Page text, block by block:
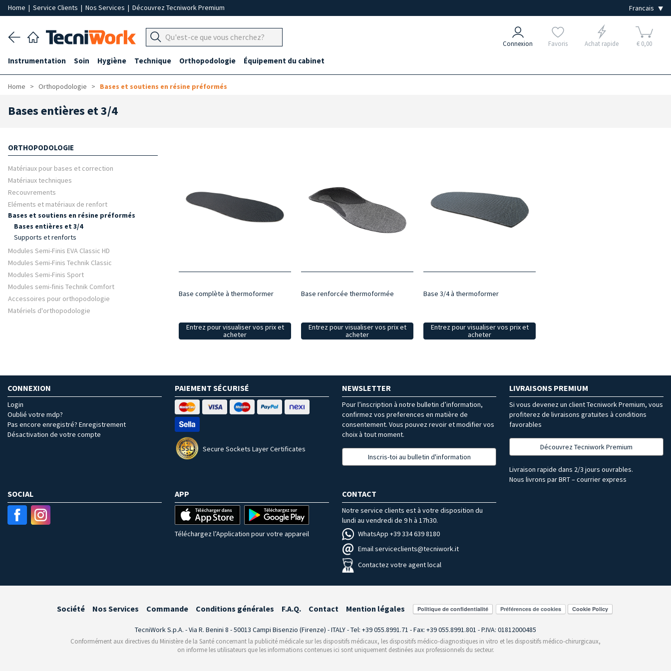
Home | Service Clients | Nos Services | Découvrez Tecniwork Premium
Connexion Favoris Achat rapide € 0,00
Instrumentation Soin Hygiène Technique Orthopodologie Équipement du cabinet
Home Orthopodologie Bases et soutiens en résine préformés
Bases entières et 3/4
ORTHOPODOLOGIE
Matériaux pour bases et correction
Matériaux techniques
Recouvrements
Eléments et matériaux de renfort
Bases et soutiens en résine préformés
Bases entières et 3/4
Supports et renforts
Modules Semi-Finis EVA Classic HD
Modules Semi-Finis Technik Classic
Modules Semi-Finis Sport
Modules semi-finis Technik Comfort
Accessoires pour orthopodologie
Matériels d'orthopodologie
Base complète à thermoformer
Entrez pour visualiser vos prix et
acheter
Base renforcée thermoformée
Entrez pour visualiser vos prix et
acheter
Base 3/4 à thermoformer
Entrez pour visualiser vos prix et
acheter
CONNEXION
Login
Oublié votre mdp?
Pas encore enregistré? Enregistrement
Désactivation de votre compte
PAIEMENT SÉCURISÉ
Secure Sockets Layer Certificates
NEWSLETTER
Pour l’inscription à notre bulletin d’information,
confirmez vos preferences en matière de
consentement. Vous pouvez revoir et modifier vos
choix à tout moment.
Inscris-toi au bulletin d'information
LIVRAISONS PREMIUM
Si vous devenez un client Tecniwork Premium, vous
profiterez de livraisons gratuites à conditions
favorables
Découvrez Tecniwork Premium
Livraison rapide dans 2/3 jours ouvrables.
Nous livrons par BRT – courrier express
SOCIAL APP
Téléchargez l’Application pour votre appareil
CONTACT
Notre service clients est à votre disposition du
lundi au vendredi de 9 h à 17h30.
WhatsApp +39 334 639 8180
Email serviceclients@tecniwork.it
Contactez votre agent local
Société Nos Services Commande Conditions générales F.A.Q. Contact Mention légales Préférences de cookies
TecniWork S.p.A. - Via R. Benini 8 - 50013 Campi Bisenzio (Firenze) - ITALY - Tel: +39 055.8991.71 - Fax: +39 055.8991.801 - P.IVA: 01812000485
Conformément aux directives du Ministère de la Santé concernant la publicité médicale sur les dispositifs médicaux, les dispositifs médico-diagnostiques in vitro et les dispositifs médico-chirurgicaux,
on informe les utilisateurs que les informations contenues ici sont uniquement destinées aux professionnels du secteur.